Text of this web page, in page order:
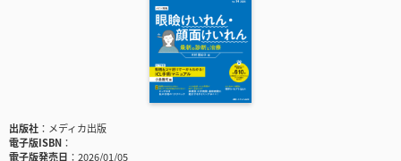
出版社
メディカ出版
電子版ISBN
電子版発売日
2026/01/05